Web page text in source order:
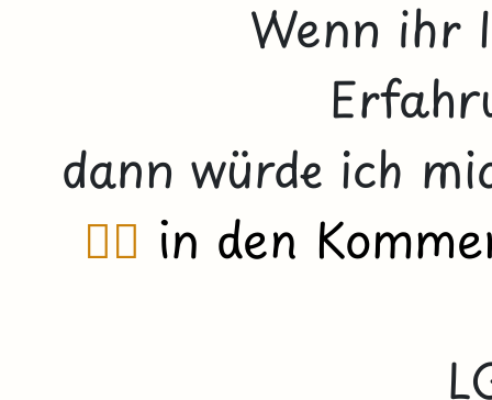
Wenn ihr
dann würde ich
👇🏼 in den